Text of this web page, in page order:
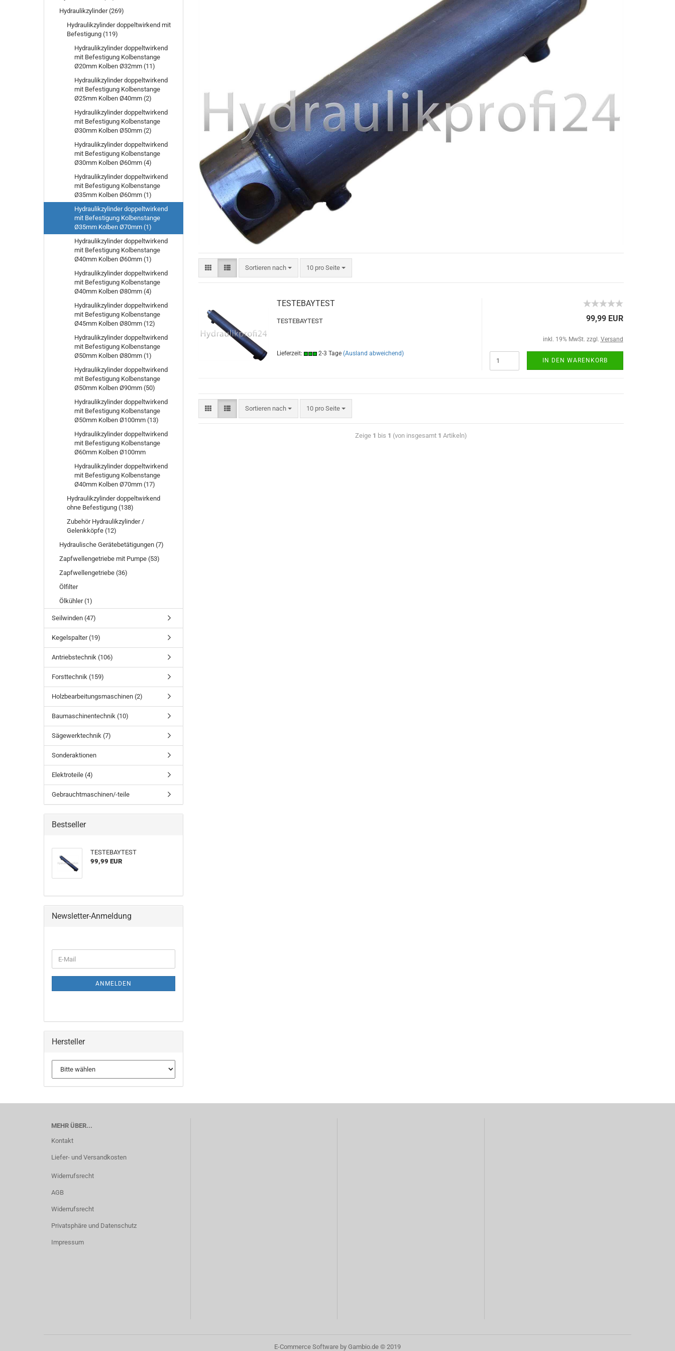
Sortieren nach 10 pro Seite
TESTEBAYTEST
TESTEBAYTEST
Lieferzeit: 2-3 Tage (Ausland abweichend)
99,99 EUR
inkl. 19% MwSt. zzgl. Versand
IN DEN WARENKORB
Sortieren nach 10 pro Seite
Zeige 1 bis 1 (von insgesamt 1 Artikeln)
Hydraulikzylinder (269)
Hydraulikzylinder doppeltwirkend mit
Befestigung (119)
Hydraulikzylinder doppeltwirkend
mit Befestigung Kolbenstange
Ø20mm Kolben Ø32mm (11)
Hydraulikzylinder doppeltwirkend
mit Befestigung Kolbenstange
Ø25mm Kolben Ø40mm (2)
Hydraulikzylinder doppeltwirkend
mit Befestigung Kolbenstange
Ø30mm Kolben Ø50mm (2)
Hydraulikzylinder doppeltwirkend
mit Befestigung Kolbenstange
Ø30mm Kolben Ø60mm (4)
Hydraulikzylinder doppeltwirkend
mit Befestigung Kolbenstange
Ø35mm Kolben Ø60mm (1)
Hydraulikzylinder doppeltwirkend
mit Befestigung Kolbenstange
Ø35mm Kolben Ø70mm (1)
Hydraulikzylinder doppeltwirkend
mit Befestigung Kolbenstange
Ø40mm Kolben Ø60mm (1)
Hydraulikzylinder doppeltwirkend
mit Befestigung Kolbenstange
Ø40mm Kolben Ø80mm (4)
Hydraulikzylinder doppeltwirkend
mit Befestigung Kolbenstange
Ø45mm Kolben Ø80mm (12)
Hydraulikzylinder doppeltwirkend
mit Befestigung Kolbenstange
Ø50mm Kolben Ø80mm (1)
Hydraulikzylinder doppeltwirkend
mit Befestigung Kolbenstange
Ø50mm Kolben Ø90mm (50)
Hydraulikzylinder doppeltwirkend
mit Befestigung Kolbenstange
Ø50mm Kolben Ø100mm (13)
Hydraulikzylinder doppeltwirkend
mit Befestigung Kolbenstange
Ø60mm Kolben Ø100mm
Hydraulikzylinder doppeltwirkend
mit Befestigung Kolbenstange
Ø40mm Kolben Ø70mm (17)
Hydraulikzylinder doppeltwirkend
ohne Befestigung (138)
Zubehör Hydraulikzylinder /
Gelenkköpfe (12)
Hydraulische Gerätebetätigungen (7)
Zapfwellengetriebe mit Pumpe (53)
Zapfwellengetriebe (36)
Ölfilter
Ölkühler (1)
Seilwinden (47)
Kegelspalter (19)
Antriebstechnik (106)
Forsttechnik (159)
Holzbearbeitungsmaschinen (2)
Baumaschinentechnik (10)
Sägewerktechnik (7)
Sonderaktionen
Elektroteile (4)
Gebrauchtmaschinen/-teile
Bestseller
TESTEBAYTEST
99,99 EUR
Newsletter-Anmeldung
ANMELDEN
Hersteller
MEHR ÜBER...
Kontakt
Liefer- und Versandkosten
Widerrufsrecht
AGB
Widerrufsrecht
Privatsphäre und Datenschutz
Impressum
E-Commerce Software by Gambio.de © 2019